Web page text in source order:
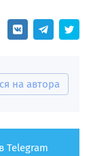
на автора
Telegram